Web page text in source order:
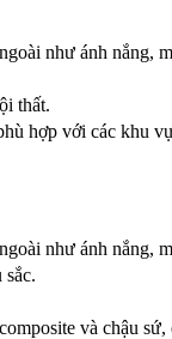
như ánh nắng,
thất.
hợp với các khu
như ánh nắng,
và chậu